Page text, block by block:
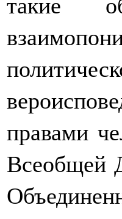
правами
Всеобщей